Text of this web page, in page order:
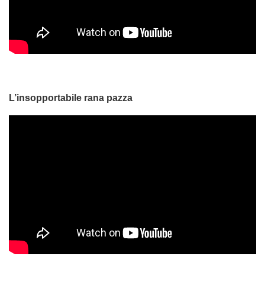
L’insopportabile rana pazza